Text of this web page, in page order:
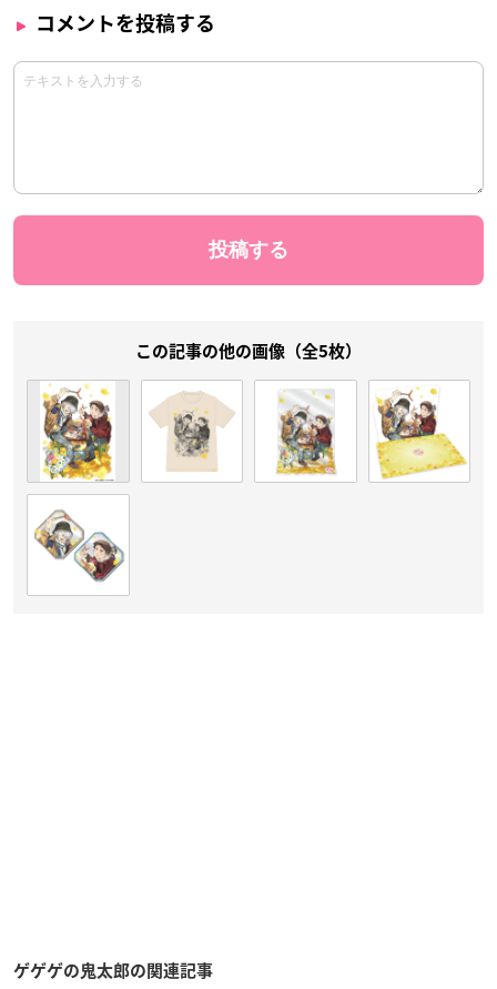
コメントを投稿する
この記事の他の画像（全5枚）
ゲゲゲの鬼太郎の関連記事